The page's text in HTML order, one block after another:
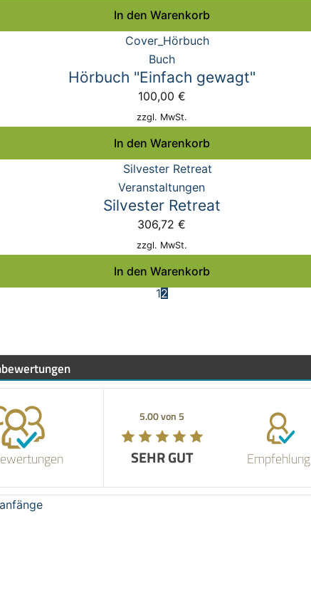
In den Warenkorb
Buch
Hörbuch "Einfach gewagt"
100,00 €
zzgl. MwSt.
In den Warenkorb
Veranstaltungen
Silvester Retreat
306,72 €
zzgl. MwSt.
In den Warenkorb
12
5.00 von 5
SEHR GUT
5.00 von 5
SEHR GUT
Empfehlung